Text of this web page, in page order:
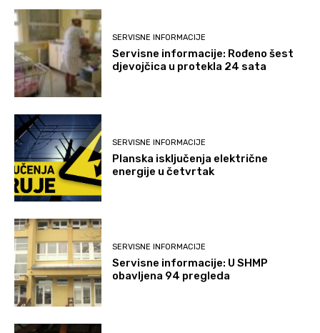
SERVISNE INFORMACIJE
Servisne informacije: Rođeno šest
djevojčica u protekla 24 sata
SERVISNE INFORMACIJE
Planska isključenja električne
energije u četvrtak
SERVISNE INFORMACIJE
Servisne informacije: U SHMP
obavljena 94 pregleda